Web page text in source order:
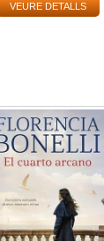
VEURE DETALLS